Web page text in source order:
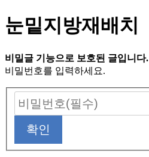
눈밑지방재배치
비밀글 기능으로 보호된 글입니다.
비밀번호를 입력하세요.